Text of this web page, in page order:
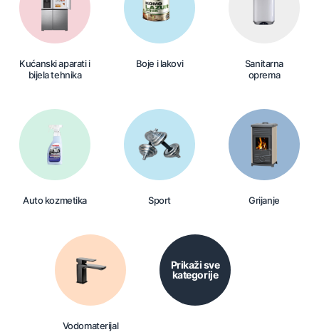
Kućanski aparati i
bijela tehnika
Boje i lakovi
Sanitarna
oprema
Auto kozmetika Sport Grijanje
Vodomaterijal
Prikaži sve
kategorije